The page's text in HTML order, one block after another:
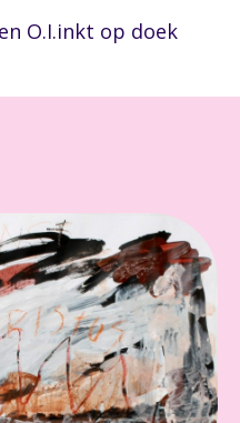
O.I.inkt op doek